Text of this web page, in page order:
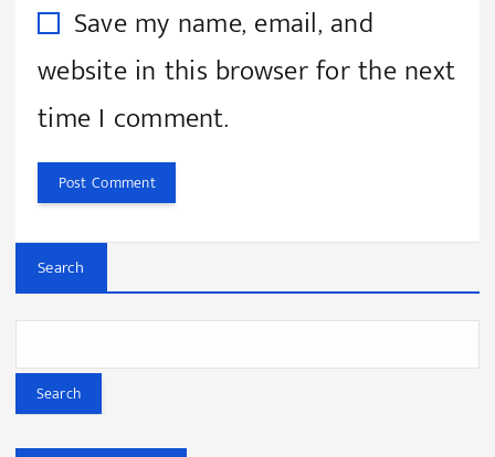
Save my name, email, and
website in this browser for the next
time I comment.
Search
Search